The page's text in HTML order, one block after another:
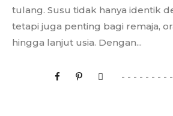
tulang. Susu tidak hanya identik
tetapi juga penting bagi remaja,
hingga lanjut usia. Dengan...